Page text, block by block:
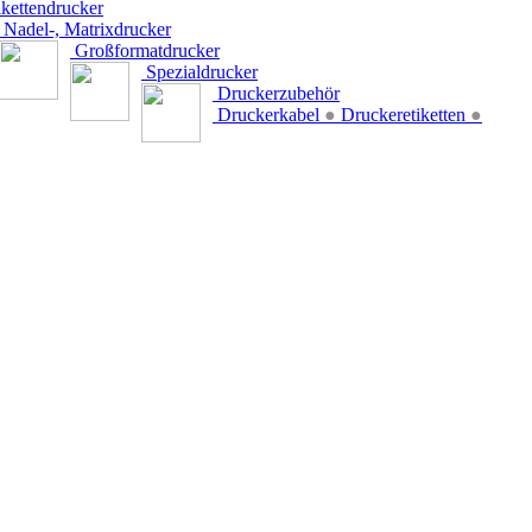
Nadel-, Matrixdrucker
Großformatdrucker
Spezialdrucker
Druckerzubehör
Druckerkabel ● Druckeretiketten ●